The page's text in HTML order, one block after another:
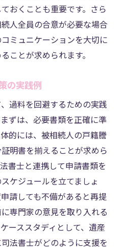
おくことも重要です。さら
人全員の合意が必要な場合
ミュニケーションを大切に
ことが求められます。
の実践例
過料を回避するための実践
ずは、必要書類を正確に準
的には、被相続人の戸籍謄
明書を揃えることが求めら
書士と連携して申請書類を
ケジュールを立てましょ
請しても不備があると再提
専門家の意見を取り入れる
ーススタディとして、遺産
法書士がどのように支援を